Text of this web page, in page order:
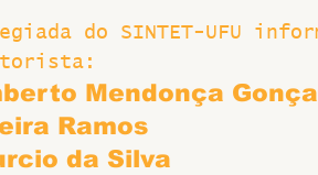
comunicação
Sintet News
do SINTET-UFU
Mendonça
Ramos
da Silva